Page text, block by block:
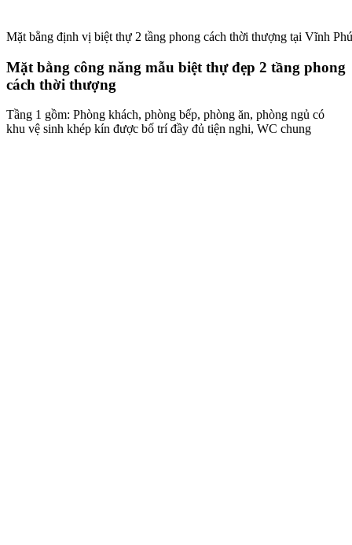
Mặt bằng định vị biệt thự 2 tầng phong cách thời thượng tại Vĩnh
Mặt bằng công năng mẫu biệt thự đẹp 2 tầng phong
cách thời thượng
Tầng 1 gồm: Phòng khách, phòng bếp, phòng ăn, phòng ngủ có
khu vệ sinh khép kín được bố trí đầy đủ tiện nghi, WC chung